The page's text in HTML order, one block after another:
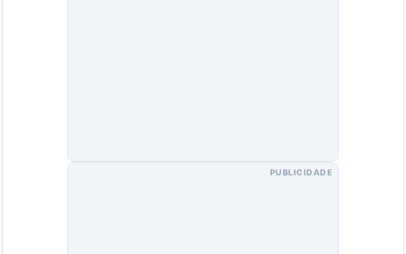
PUBLICIDADE